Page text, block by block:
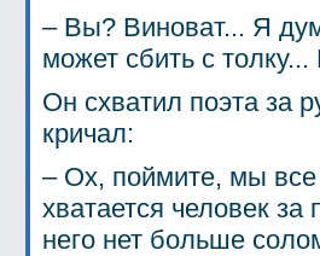
– Вы? Виноват... Я
может сбить с
Он схватил поэта за
кричал:
– Ох, поймите, мы все
хватается человек
него нет больше